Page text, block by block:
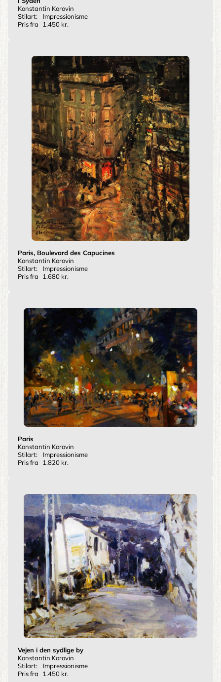
Konstantin Korovin
Stilart:
Impressionisme
Pris fra
1.450 kr.
Paris, Boulevard des Capucines
Konstantin Korovin
Stilart:
Impressionisme
Pris fra
1.680 kr.
Paris
Konstantin Korovin
Stilart:
Impressionisme
Pris fra
1.820 kr.
Vejen i den sydlige by
Konstantin Korovin
Stilart:
Impressionisme
Pris fra
1.450 kr.